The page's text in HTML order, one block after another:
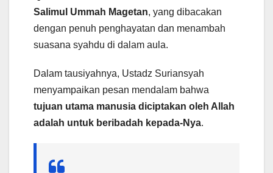
Salimul Ummah Magetan, yang dibacakan
dengan penuh penghayatan dan menambah
suasana syahdu di dalam aula.
Dalam tausiyahnya, Ustadz Suriansyah
menyampaikan pesan mendalam bahwa
tujuan utama manusia diciptakan oleh Allah
adalah untuk beribadah kepada-Nya.